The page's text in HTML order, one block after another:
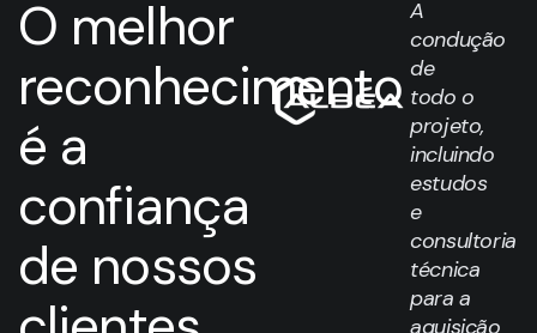
O melhor
reconhecimento
é a
confiança
de nossos
A
condução
de
todo o
projeto,
incluindo
estudos
e
consultoria
técnica
para a
aquisição